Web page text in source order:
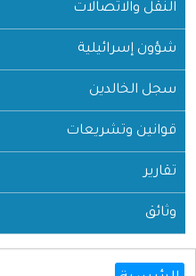
النقل والاتصالات
شؤون إسرائيلية
سجل الخالدين
قوانين وتشريعات
تقارير
وثائق